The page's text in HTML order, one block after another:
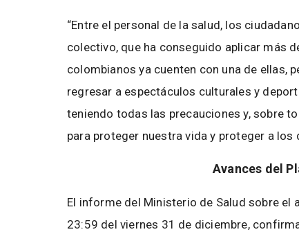
“Entre el personal de la salud, los
colectivo, que ha conseguido aplicar más
colombianos ya cuenten con una de ellas,
regresar a espectáculos culturales y
teniendo todas las precauciones y, sobre
para proteger nuestra vida y proteger a los
Avances del
El informe del Ministerio de Salud sobre el
23:59 del viernes 31 de diciembre,